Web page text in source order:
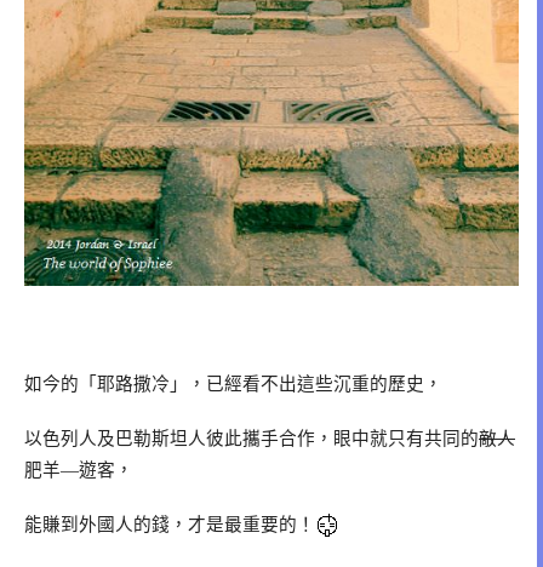
如今的「耶路撒冷」，已經看不出這些沉重的歷史，
以色列人及巴勒斯坦人彼此攜手合作，眼中就只有共同的敵人
肥羊—遊客，
能賺到外國人的錢，才是最重要的！